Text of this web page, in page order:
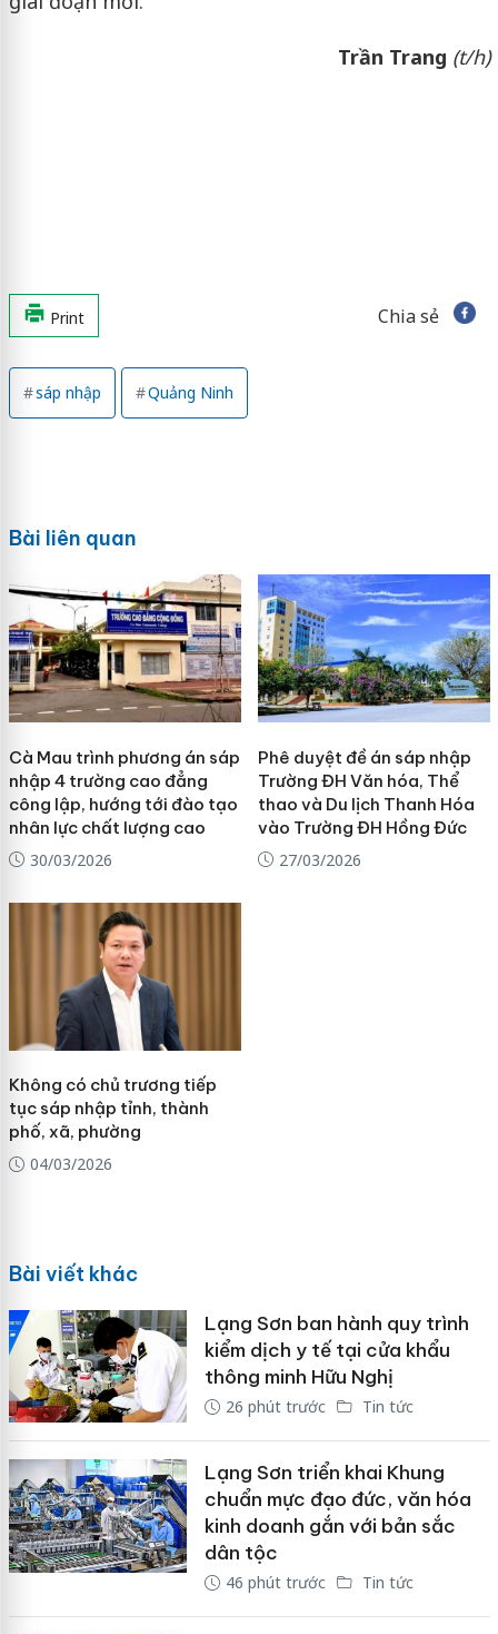
Trần Trang (t/h)
Print Chia sẻ
sáp nhập Quảng Ninh
Bài liên quan
Cà Mau trình phương án sáp
nhập 4 trường cao đẳng
công lập, hướng tới đào tạo
nhân lực chất lượng cao
30/03/2026
Phê duyệt đề án sáp nhập
Trường ĐH Văn hóa, Thể
thao và Du lịch Thanh Hóa
vào Trường ĐH Hồng Đức
27/03/2026
Không có chủ trương tiếp
tục sáp nhập tỉnh, thành
phố, xã, phường
04/03/2026
Bài viết khác
Lạng Sơn ban hành quy trình
kiểm dịch y tế tại cửa khẩu
thông minh Hữu Nghị
26 phút trước Tin tức
Lạng Sơn triển khai Khung
chuẩn mực đạo đức, văn hóa
kinh doanh gắn với bản sắc
dân tộc
46 phút trước Tin tức